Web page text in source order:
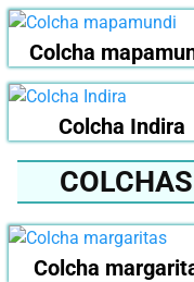
Colcha
Colcha Indira
Colcha